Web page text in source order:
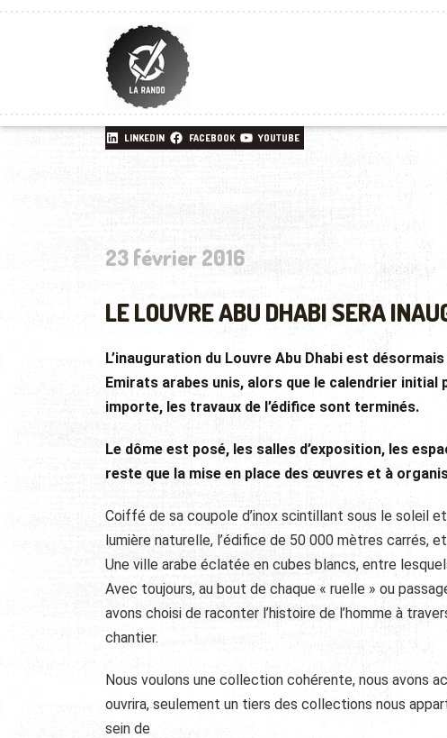
LINKEDIN FACEBOOK YOUTUBE
23 février 2016
LE LOUVRE ABU DHABI SERA
L’inauguration du Louvre Abu Dhabi est
Emirats arabes unis, alors que le calendrier initial
importe, les travaux de l’édifice sont terminés.
Le dôme est posé, les salles d’exposition, les
reste que la mise en place des œuvres et à
Coiffé de sa coupole d’inox scintillant sous le soleil
lumière naturelle, l’édifice de 50 000 mètres carrés,
Une ville arabe éclatée en cubes blancs, entre
Avec toujours, au bout de chaque « ruelle » ou
avons choisi de raconter l’histoire de l’homme à
chantier.
Nous voulons une collection cohérente, nous avons
ouvrira, seulement un tiers des collections nous
sein de